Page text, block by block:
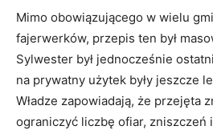
Mimo obowiązującego w wielu
fajerwerków, przepis ten był
Sylwester był jednocześnie
na prywatny użytek były jeszcze
Władze zapowiadają, że przejęta
ograniczyć liczbę ofiar, zniszczeń